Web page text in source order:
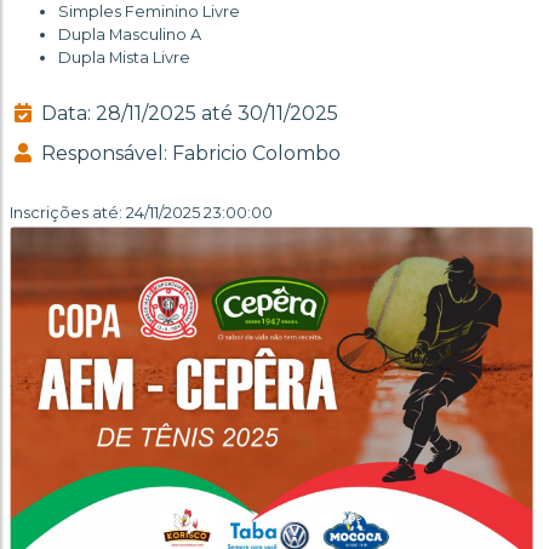
Simples Feminino Livre
Dupla Masculino A
Dupla Mista Livre
Data: 28/11/2025 até 30/11/2025
Responsável: Fabricio Colombo
Inscrições até: 24/11/2025 23:00:00